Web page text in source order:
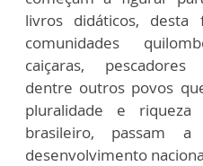
livros didáticos, desta
comunidades
caiçaras,
dentre outros povos
pluralidade e
brasileiro, passam
desenvolvimento